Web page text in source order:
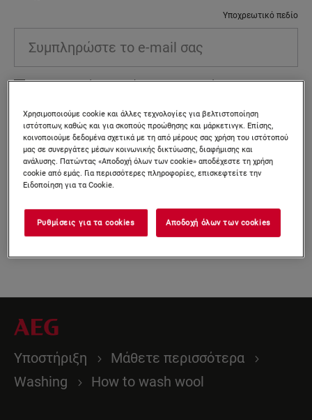
Υποχρεωτικό πεδίο
e-
σας
Ναι, συμφωνώ να λαμβάνω εξατομικευμένες
τηλεφώνου, SMS και ταχυδρομείου. Συμφωνώ επίσης ότι
τα προσωπικά μου δεδομένα κοινοποιούνται σε δίκτυα
τρίτων και χρησιμοποιούνται για εξατομικευμένες
διαφημίσεις σε ιστότοπους τρίτων και πλατφόρμες μέσων
κοινωνικής δικτύωσης. Μπορώ να αποσύρω τις
συναινέσεις μου ανά πάσα στιγμή. Επιβεβαιώνω ότι είμαι
τουλάχιστον 18 ετών. Αναλυτικότερες πληροφορίες
μας.
Εγγραφείτε τώρα
Υποστήριξη
Mάθετε περισσότερα
Washing
How to wash wool
Χρησιμοποιούμε cookie και άλλες τεχνολογίες για βελτιστοποίηση
ιστότοπων, καθώς και για σκοπούς προώθησης και μάρκετινγκ. Επίσης,
κοινοποιούμε δεδομένα σχετικά με τη από μέρους σας χρήση του ιστότοπού
μας σε συνεργάτες μέσων κοινωνικής δικτύωσης, διαφήμισης και
ανάλυσης. Πατώντας «Αποδοχή όλων των cookie» αποδέχεστε τη χρήση
cookie από εμάς. Για περισσότερες πληροφορίες, επισκεφτείτε την
Ειδοποίηση για τα Cookie.
Ρυθμίσεις για τα cookies Αποδοχή όλων των cookies